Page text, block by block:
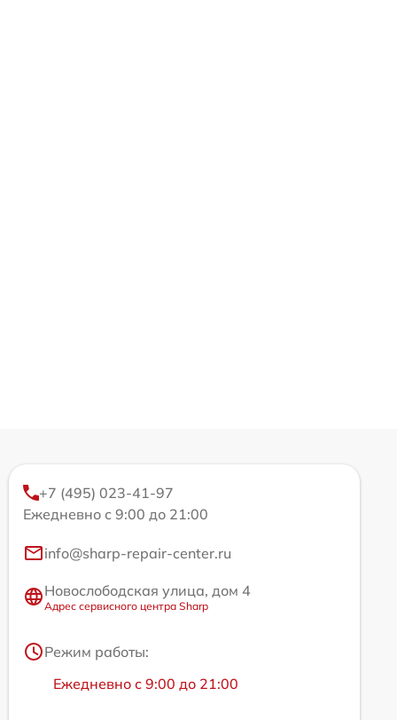
+7 (495) 023-41-97
Ежедневно с 9:00 до 21:00
info@sharp-repair-center.ru
Новослободская улица, дом 4
Адрес сервисного центра Sharp
Режим работы:
Ежедневно с 9:00 до 21:00